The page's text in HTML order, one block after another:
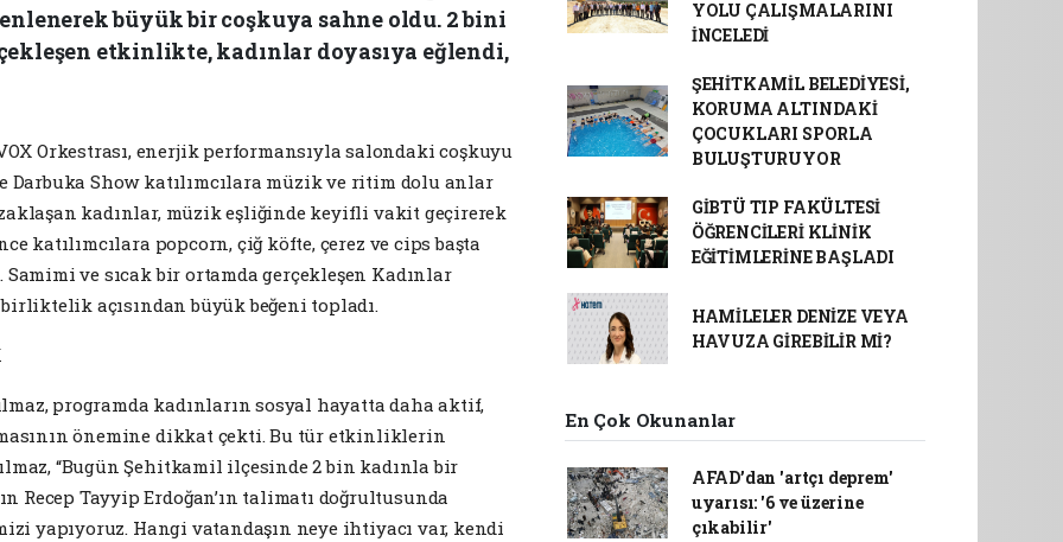
büyük bir coşkuya sahne oldu. 2 bini
etkinlikte, kadınlar doyasıya eğlendi,
Orkestrası, enerjik performansıyla salondaki coşkuyu
Darbuka Show katılımcılara müzik ve ritim dolu anlar
kadınlar, müzik eşliğinde keyifli vakit geçirerek
katılımcılara popcorn, çiğ köfte, çerez ve cips başta
ve sıcak bir ortamda gerçekleşen Kadınlar
açısından büyük beğeni topladı.
programda kadınların sosyal hayatta daha aktif,
önemine dikkat çekti. Bu tür etkinliklerin
“Bugün Şehitkamil ilçesinde 2 bin kadınla bir
Recep Tayyip Erdoğan’ın talimatı doğrultusunda
yapıyoruz. Hangi vatandaşın neye ihtiyacı var, kendi
YOLU ÇALIŞMALARINI
İNCELEDİ
ŞEHİTKAMİL BELEDİYESİ,
KORUMA ALTINDAKİ
ÇOCUKLARI SPORLA
BULUŞTURUYOR
GİBTÜ TIP FAKÜLTESİ
ÖĞRENCİLERİ KLİNİK
EĞİTİMLERİNE BAŞLADI
HAMİLELER DENİZE VEYA
HAVUZA GİREBİLİR Mİ?
En Çok Okunanlar
AFAD’dan 'artçı deprem'
uyarısı: '6 ve üzerine
çıkabilir'